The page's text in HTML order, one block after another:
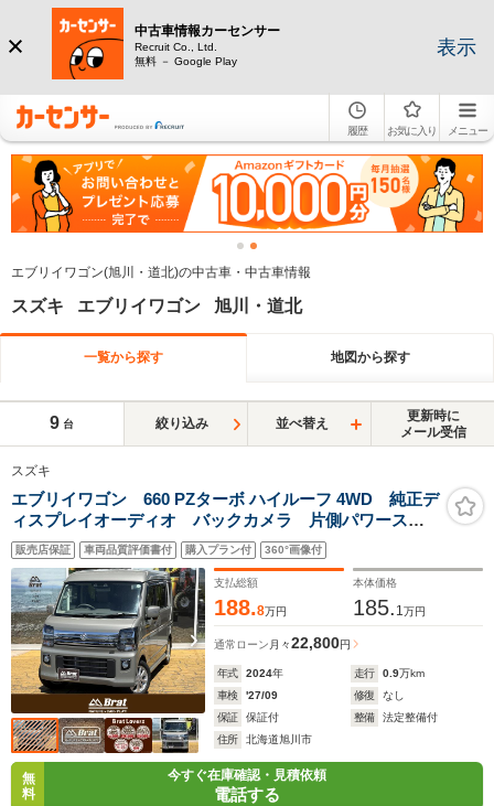
中古車情報カーセンサー
Recruit Co., Ltd.
無料 － Google Play
表示
履歴 お気に入り メニュー
エブリイワゴン(旭川・道北)の中古車・中古車情報
スズキ エブリイワゴン 旭川・道北
一覧から探す 地図から探す
9 台 絞り込み 並べ替え
更新時に
メール受信
スズキ
エブリイワゴン 660 PZターボ ハイルーフ 4WD 純正デ
ィスプレイオーディオ バックカメラ 片側パワースラ
イドドア 運転席シートヒーター 純正エンジンスター
ター リアソナー LEDヘッドライト プッシュスター
ト スマートキー
販売店保証 車両品質評価書付 購入プラン付 360°画像付
支払総額
188.8万円
本体価格
185. 1万円
通常ローン 月々22,800円
年式 2024年 走行 0.9万km
車検
'27/09 修復
なし
保証
保証付 整備
法定整備付
住所
北海道旭川市
無
料
今すぐ在庫確認・見積依頼
電話する